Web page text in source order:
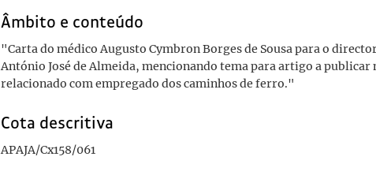
Âmbito e conteúdo
"Carta do médico Augusto Cymbron Borges de Sousa para o
António José de Almeida, mencionando tema para artigo a publicar
relacionado com empregado dos caminhos de ferro."
Cota descritiva
APAJA/Cx158/061